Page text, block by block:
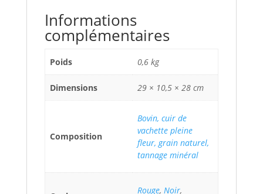
Informations
complémentaires
Poids 0,6 kg
Dimensions 29 × 10,5 × 28 cm
Composition
Bovin, cuir de
vachette pleine
fleur, grain naturel,
tannage minéral
Rouge, Noir,